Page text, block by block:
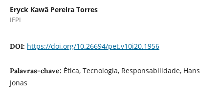
Eryck Kawã Pereira Torres
IFPI
DOI: https://doi.org/10.26694/pet.v10i20.1956
Palavras-chave: Ética, Tecnologia, Responsabilidade, Hans
Jonas